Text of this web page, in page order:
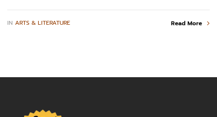
IN ARTS & LITERATURE Read More